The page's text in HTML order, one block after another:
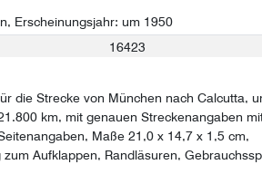
, Erscheinungsjahr: um 1950
16423
die Strecke von München nach Calcutta,
km, mit genauen Streckenangaben
Maße 21,0 x 14,7 x 1,5 cm,
zum Aufklappen, Randläsuren,